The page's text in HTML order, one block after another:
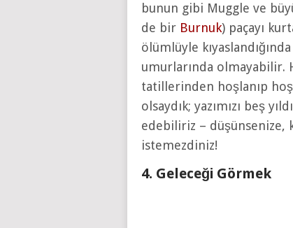
bunun gibi Muggle ve
de bir Burnuk) paçayı
ölümlüyle
umurlarında olmayabilir.
tatillerinden hoşlanıp
olsaydık; yazımızı beş
edebiliriz – düşünsenize,
istemezdiniz!
4. Geleceği Görmek